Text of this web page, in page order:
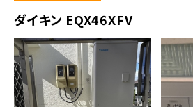
ダイキン EQX46XFV